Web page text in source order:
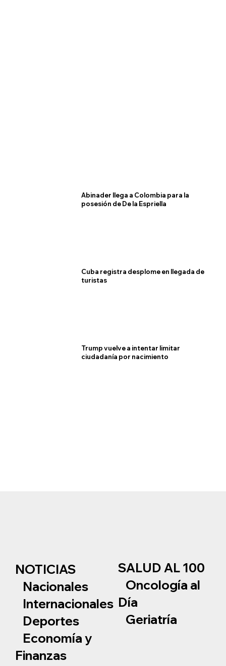
Abinader llega a Colombia para la
posesión de De la Espriella
Cuba registra desplome en llegada de
turistas
Trump vuelve a intentar limitar
ciudadanía por nacimiento
NOTICIAS
Nacionales
Internacionales
Deportes
Economía y
Finanzas
SALUD AL 100
Oncología al
Día
Geriatría